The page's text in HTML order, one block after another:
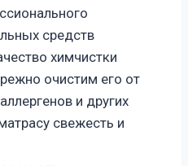
средств
химчистки
очистим его от
и других
свежесть и